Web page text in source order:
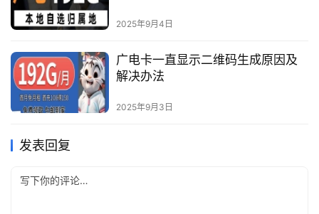
2025年9月4日
广电卡一直显示二维码生成原因及
解决办法
2025年9月3日
发表回复